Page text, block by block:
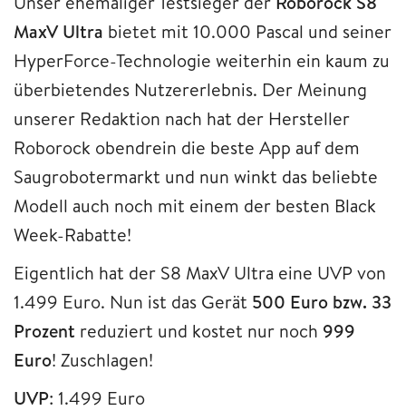
MaxV Ultra bietet mit 10.000 Pascal und seiner
HyperForce-Technologie weiterhin ein kaum zu
überbietendes Nutzererlebnis. Der Meinung
unserer Redaktion nach hat der Hersteller
Roborock obendrein die beste App auf dem
Saugrobotermarkt und nun winkt das beliebte
Modell auch noch mit einem der besten Black
Week-Rabatte!
Eigentlich hat der S8 MaxV Ultra eine UVP von
1.499 Euro. Nun ist das Gerät 500 Euro bzw. 33
Prozent reduziert und kostet nur noch 999
Euro! Zuschlagen!
UVP: 1.499 Euro